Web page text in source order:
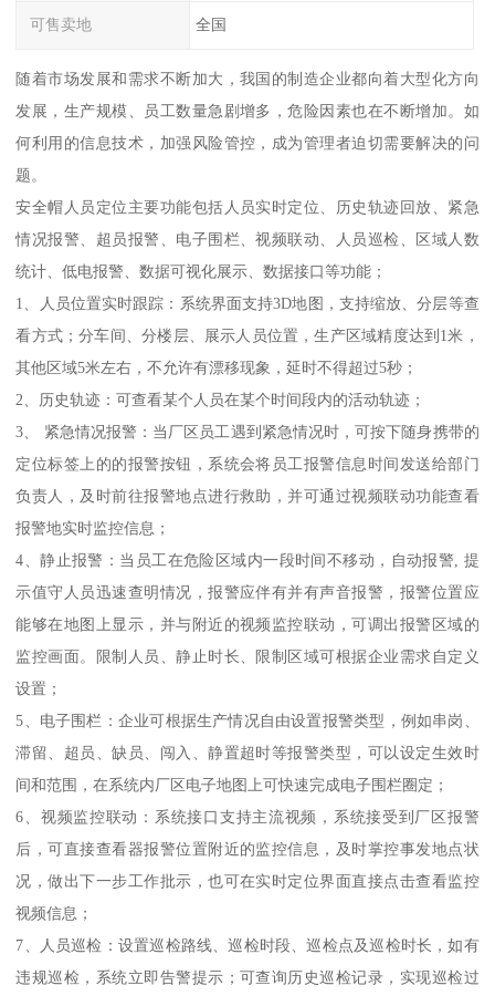
可售卖地 全国
随着市场发展和需求不断加大，我国的制造企业都向着大型化方向
发展，生产规模、员工数量急剧增多，危险因素也在不断增加。如
何利用的信息技术，加强风险管控，成为管理者迫切需要解决的问
题。
安全帽人员定位主要功能包括人员实时定位、历史轨迹回放、紧急
情况报警、超员报警、电子围栏、视频联动、人员巡检、区域人数
统计、低电报警、数据可视化展示、数据接口等功能；
1、人员位置实时跟踪：系统界面支持3D地图，支持缩放、分层等查
看方式；分车间、分楼层、展示人员位置，生产区域精度达到1米，
其他区域5米左右，不允许有漂移现象，延时不得超过5秒；
2、历史轨迹：可查看某个人员在某个时间段内的活动轨迹；
3、 紧急情况报警：当厂区员工遇到紧急情况时，可按下随身携带的
定位标签上的的报警按钮，系统会将员工报警信息时间发送给部门
负责人，及时前往报警地点进行救助，并可通过视频联动功能查看
报警地实时监控信息；
4、静止报警：当员工在危险区域内一段时间不移动，自动报警, 提
示值守人员迅速查明情况，报警应伴有并有声音报警，报警位置应
能够在地图上显示，并与附近的视频监控联动，可调出报警区域的
监控画面。限制人员、静止时长、限制区域可根据企业需求自定义
设置；
5、电子围栏：企业可根据生产情况自由设置报警类型，例如串岗、
滞留、超员、缺员、闯入、静置超时等报警类型，可以设定生效时
间和范围，在系统内厂区电子地图上可快速完成电子围栏圈定；
6、视频监控联动：系统接口支持主流视频，系统接受到厂区报警
后，可直接查看器报警位置附近的监控信息，及时掌控事发地点状
况，做出下一步工作批示，也可在实时定位界面直接点击查看监控
视频信息；
7、人员巡检：设置巡检路线、巡检时段、巡检点及巡检时长，如有
违规巡检，系统立即告警提示；可查询历史巡检记录，实现巡检过